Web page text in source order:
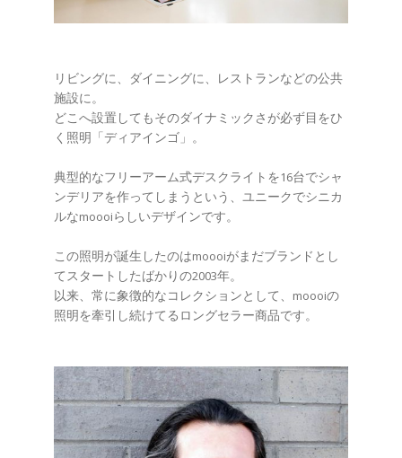
リビングに、ダイニングに、レストランなどの公共
施設に。
どこへ設置してもそのダイナミックさが必ず目をひ
く照明「ディアインゴ」。
典型的なフリーアーム式デスクライトを16台でシャ
ンデリアを作ってしまうという、ユニークでシニカ
ルなmoooiらしいデザインです。
この照明が誕生したのはmoooiがまだブランドとし
てスタートしたばかりの2003年。
以来、常に象徴的なコレクションとして、moooiの
照明を牽引し続けてるロングセラー商品です。